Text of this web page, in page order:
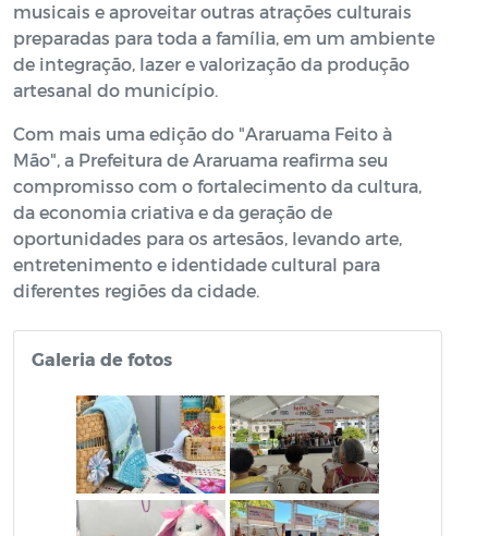
musicais e aproveitar outras atrações culturais
preparadas para toda a família, em um ambiente
de integração, lazer e valorização da produção
artesanal do município.
Com mais uma edição do "Araruama Feito à
Mão", a Prefeitura de Araruama reafirma seu
compromisso com o fortalecimento da cultura,
da economia criativa e da geração de
oportunidades para os artesãos, levando arte,
entretenimento e identidade cultural para
diferentes regiões da cidade.
Galeria de fotos